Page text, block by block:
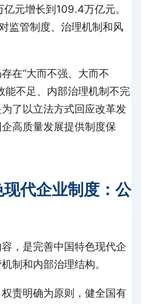
元增长到109.4万亿元。
监管制度、治理机制和风
在“大而不强、大而不
能不足、内部治理机制不完
了以立法方式回应改革发
高质量发展提供制度保
代企业制度：公
，是完善中国特色现代企
制和内部治理结构。
责明确为原则，健全国有